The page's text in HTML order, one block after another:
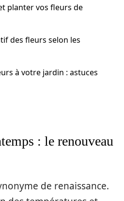
planter vos fleurs de
des fleurs selon les
à votre jardin : astuces
: le renouveau
de renaissance.